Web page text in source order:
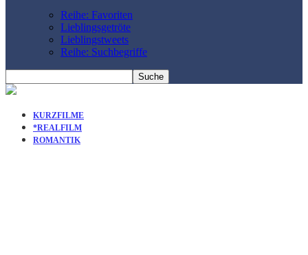
Reihe: Favoriten
Lieblingsgetröte
Lieblingstweets
Reihe: Suchbegriffe
KURZFILME
*REALFILM
ROMANTIK